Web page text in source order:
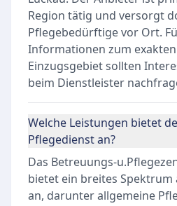
Region tätig und versorgt
Pflegebedürftige vor Ort.
Informationen zum
Einzugsgebiet sollten
beim Dienstleister
Welche Leistungen bietet
Pflegedienst an?
Das Betreuungs-
bietet ein breites Spektrum
an, darunter allgemeine